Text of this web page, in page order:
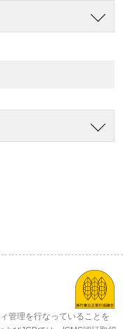
管理を行なっていることを